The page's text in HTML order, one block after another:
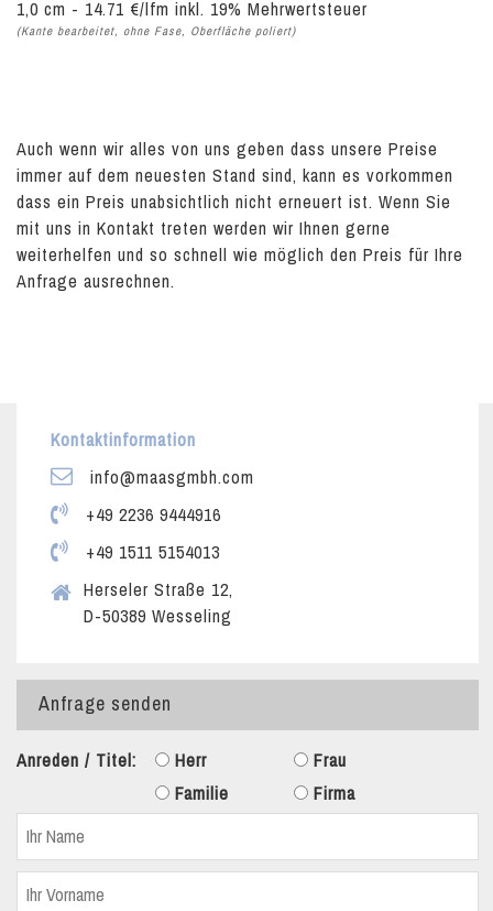
1,0 cm - 14.71 €/lfm inkl. 19% Mehrwertsteuer
(Kante bearbeitet, ohne Fase, Oberfläche poliert)
Auch wenn wir alles von uns geben dass unsere Preise
immer auf dem neuesten Stand sind, kann es vorkommen
dass ein Preis unabsichtlich nicht erneuert ist. Wenn Sie
mit uns in Kontakt treten werden wir Ihnen gerne
weiterhelfen und so schnell wie möglich den Preis für Ihre
Anfrage ausrechnen.
Kontaktinformation
info@maasgmbh.com
+49 2236 9444916
+49 1511 5154013
Herseler Straße 12,
D-50389 Wesseling
Anfrage senden
Anreden / Titel: Herr
Frau
Familie
Firma